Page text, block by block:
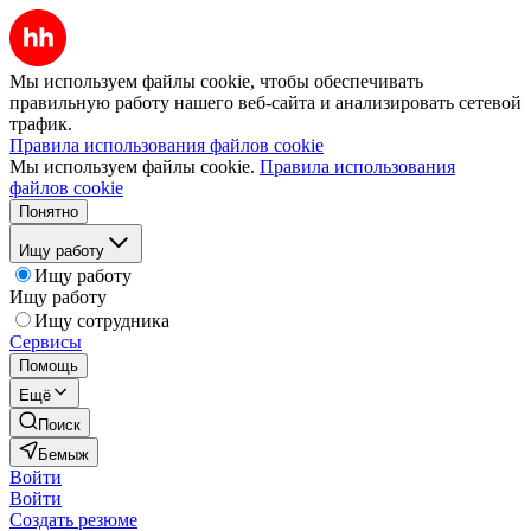
Мы используем файлы cookie, чтобы обеспечивать
правильную работу нашего веб-сайта и анализировать сетевой
трафик.
Правила использования файлов cookie
Мы используем файлы cookie. Правила использования
файлов cookie
Понятно
Ищу работу
Ищу работу
Ищу работу
Ищу сотрудника
Сервисы
Помощь
Ещё
Поиск
Бемыж
Войти
Войти
Создать резюме